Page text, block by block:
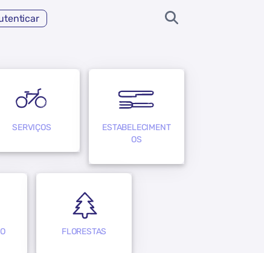
SERVIÇOS
ESTABELECIMENT
OS
FLORESTAS